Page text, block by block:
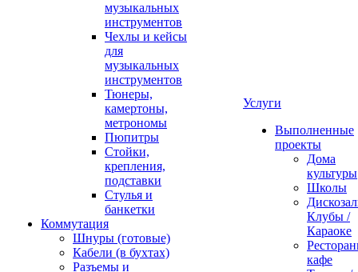
музыкальных
инструментов
Чехлы и кейсы
для
музыкальных
инструментов
Тюнеры,
камертоны,
метрономы
Пюпитры
Стойки,
крепления,
подставки
Стулья и
банкетки
Коммутация
Шнуры (готовые)
Кабели (в бухтах)
Разъемы и
Услуги
Выполненные
проекты
Дома
культуры
Школы
Клубы /
Караоке
кафе